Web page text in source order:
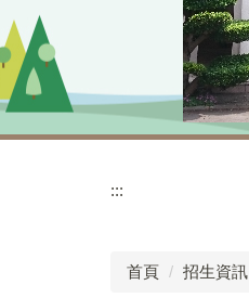
:::
首頁 招生資訊